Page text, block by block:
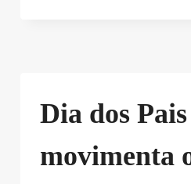
Dia dos Pais
movimenta